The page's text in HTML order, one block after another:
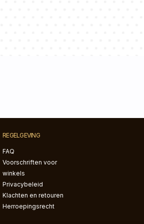
REGELGEVING
FAQ
Voorschriften voor
winkels
Privacybeleid
Klachten en retouren
Herroepingsrecht